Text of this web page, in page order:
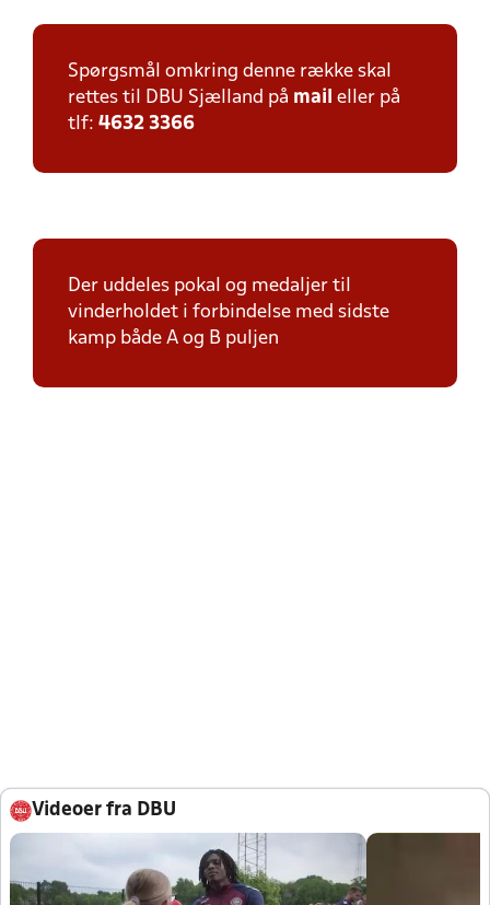
Spørgsmål omkring denne række skal
rettes til DBU Sjælland på mail eller på
tlf: 4632 3366
Der uddeles pokal og medaljer til
vinderholdet i forbindelse med sidste
kamp både A og B puljen
Videoer fra DBU